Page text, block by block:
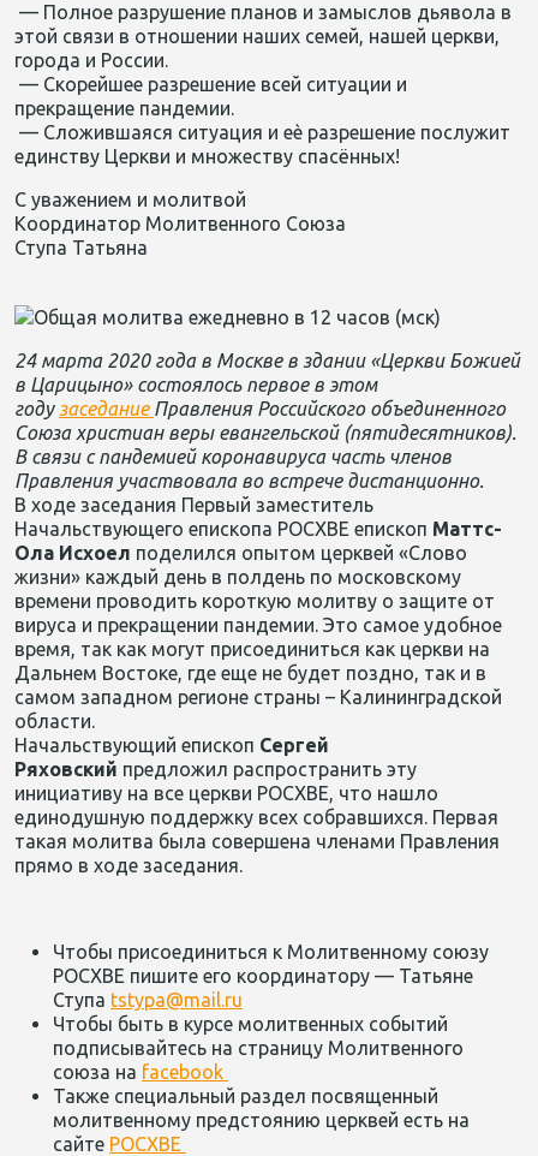
— Полное разрушение планов и замыслов дьявола в
этой связи в отношении наших семей, нашей церкви,
города и России.
— Скорейшее разрешение всей ситуации и
прекращение пандемии.
— Сложившаяся ситуация и еѐ разрешение послужит
единству Церкви и множеству спасённых!
С уважением и молитвой
Координатор Молитвенного Союза
Ступа Татьяна
24 марта 2020 года в Москве в здании «Церкви Божией
в Царицыно» состоялось первое в этом
году заседание Правления Российского объединенного
Союза христиан веры евангельской (пятидесятников).
В связи с пандемией коронавируса часть членов
Правления участвовала во встрече дистанционно.
В ходе заседания Первый заместитель
Начальствующего епископа РОСХВЕ епископ Маттс-
Ола Исхоел поделился опытом церквей «Слово
жизни» каждый день в полдень по московскому
времени проводить короткую молитву о защите от
вируса и прекращении пандемии. Это самое удобное
время, так как могут присоединиться как церкви на
Дальнем Востоке, где еще не будет поздно, так и в
самом западном регионе страны – Калининградской
области.
Начальствующий епископ Сергей
Ряховский предложил распространить эту
инициативу на все церкви РОСХВЕ, что нашло
единодушную поддержку всех собравшихся. Первая
такая молитва была совершена членами Правления
прямо в ходе заседания.
Чтобы присоединиться к Молитвенному союзу
РОСХВЕ пишите его координатору — Татьяне
Ступа tstypa@mail.ru
Чтобы быть в курсе молитвенных событий
подписывайтесь на страницу Молитвенного
союза на facebook
Также специальный раздел посвященный
молитвенному предстоянию церквей есть на
сайте РОСХВЕ